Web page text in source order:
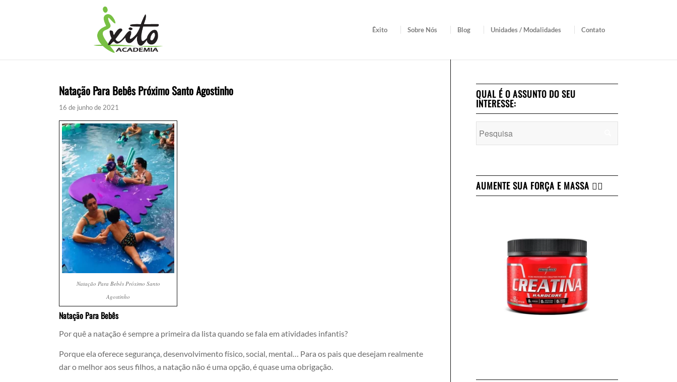
Êxito Sobre Nós Blog Unidades / Modalidades Contato
Natação Para Bebês Próximo Santo Agostinho
16 de junho de 2021
Natação Para Bebês Próximo Santo
Agostinho
Natação Para Bebês
Por quê a natação é sempre a primeira da lista quando se fala em atividades infantis?
Porque ela oferece segurança, desenvolvimento físico, social, mental… Para os pais que desejam realmente
dar o melhor aos seus filhos, a natação não é uma opção, é quase uma obrigação.
QUAL É O ASSUNTO DO SEU
INTERESSE:
AUMENTE SUA FORÇA E MASSA 👇🏻